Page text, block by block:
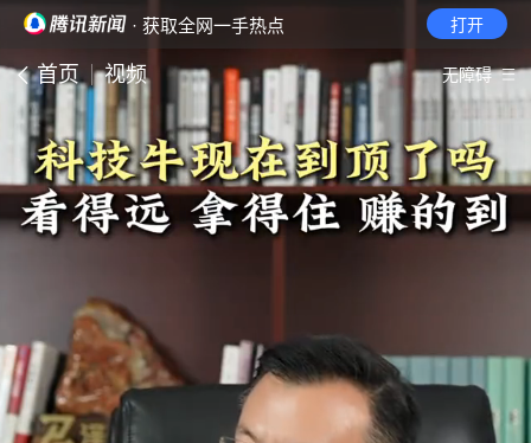
· 获取全网一手热点 打开
首页 视频 无障碍